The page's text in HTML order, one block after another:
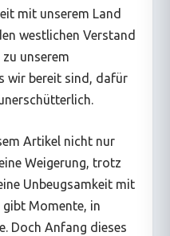
mit unserem Land
westlichen Verstand
unserem
wir bereit sind, dafür
Artikel nicht nur
Weigerung, trotz
Unbeugsamkeit mit
gibt Momente, in
Doch Anfang dieses